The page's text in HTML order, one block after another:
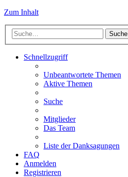
Zum Inhalt
Suche
Schnellzugriff
Unbeantwortete Themen
Aktive Themen
Suche
Mitglieder
Das Team
Liste der Danksagungen
FAQ
Anmelden
Registrieren